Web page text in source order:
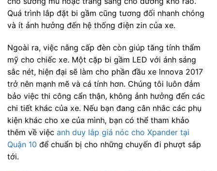
Quá trình lắp đặt bi gầm cũng tương đối nhanh chóng
và ít ảnh hưởng đến hệ thống điện zin của xe.
Ngoài ra, việc nâng cấp đèn còn giúp tăng tính thẩm
mỹ cho chiếc xe. Một cặp bi gầm LED với ánh sáng
sắc nét, hiện đại sẽ làm cho phần đầu xe Innova 2017
trở nên mạnh mẽ và cá tính hơn. Chúng tôi luôn đảm
bảo việc thi công cẩn thận, không ảnh hưởng đến các
chi tiết khác của xe. Nếu bạn đang cân nhắc các phụ
kiện khác cho xe của mình, bạn có thể tham khảo
thêm về việc anh duy lắp giá nóc cho Xpander tại
Quận 10 để chuẩn bị cho những chuyến đi phượt sắp
tới.